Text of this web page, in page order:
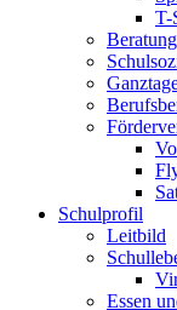
T-
Schulprofil
Leitbild
Essen